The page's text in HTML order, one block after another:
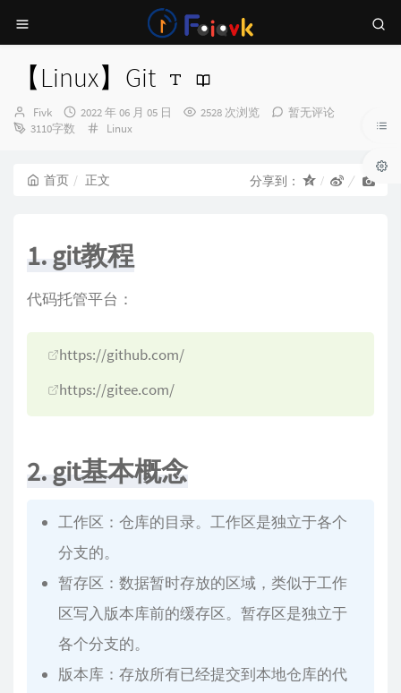
【Linux】Git
博
主：
Fivk
发
布
2022 年 06 月 05 日 2528 次浏览
暂无评论
3110字数
分
Linux
首页 正文 分享到：
1. git教程
代码托管平台：
https://github.com/
https://gitee.com/
2. git基本概念
工作区：仓库的目录。工作区是独立于各个
分支的。
暂存区：数据暂时存放的区域，类似于工作
区写入版本库前的缓存区。暂存区是独立于
各个分支的。
版本库：存放所有已经提交到本地仓库的代